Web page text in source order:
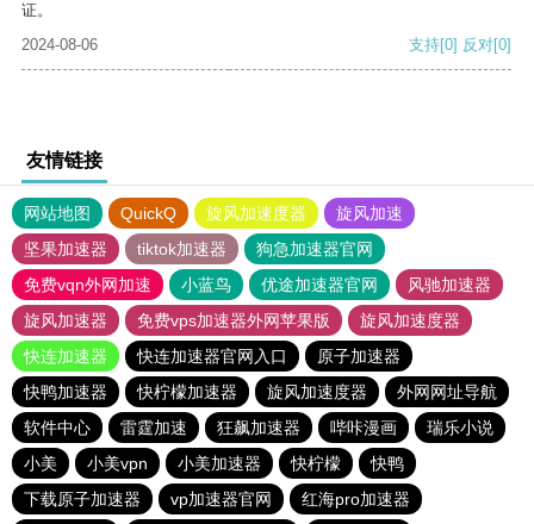
证。
2024-08-06
支持[0] 反对[0]
友情链接
网站地图 QuickQ 旋风加速度器
旋风加速
坚果加速器
tiktok加速器
狗急加速器官网
免费vqn外网加速
小蓝鸟 优途加速器官网
风驰加速器
旋风加速器
免费vps加速器外网苹果版
旋风加速度器
快连加速器
快连加速器官网入口
原子加速器
快鸭加速器
快柠檬加速器 旋风加速度器
外网网址导航
软件中心
雷霆加速 狂飙加速器 哔咔漫画
瑞乐小说
小美
小美vpn 小美加速器 快柠檬
快鸭
下载原子加速器
vp加速器官网
红海pro加速器